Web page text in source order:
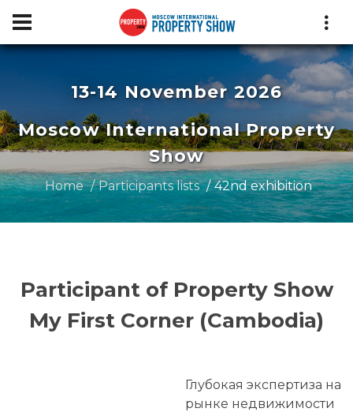
13-14 November 2026
Moscow International Property
Show
Home Participants lists 42nd exhibition
Participant of Property Show
My First Corner (Cambodia)
Глубокая экспертиза на
рынке недвижимости